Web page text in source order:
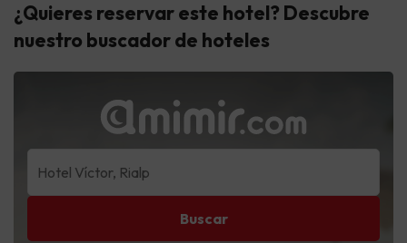
¿Quieres reservar este hotel? Descubre
nuestro buscador de hoteles
Buscar